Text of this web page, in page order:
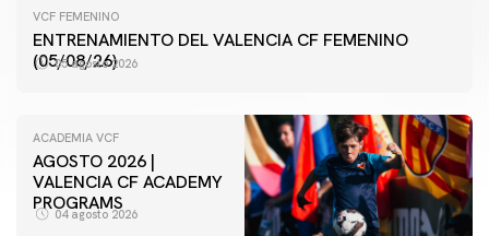
VCF FEMENINO
ENTRENAMIENTO DEL VALENCIA CF FEMENINO
(05/08/26)
05 agosto 2026
ACADEMIA VCF
AGOSTO 2026 |
VALENCIA CF ACADEMY
PROGRAMS
04 agosto 2026